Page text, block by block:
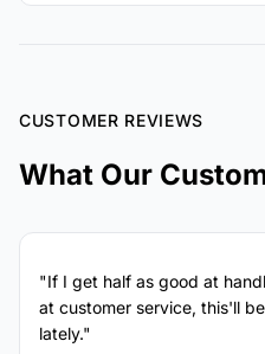
CUSTOMER REVIEWS
What Our
"If I get half as good at
at customer service, this'll
lately."